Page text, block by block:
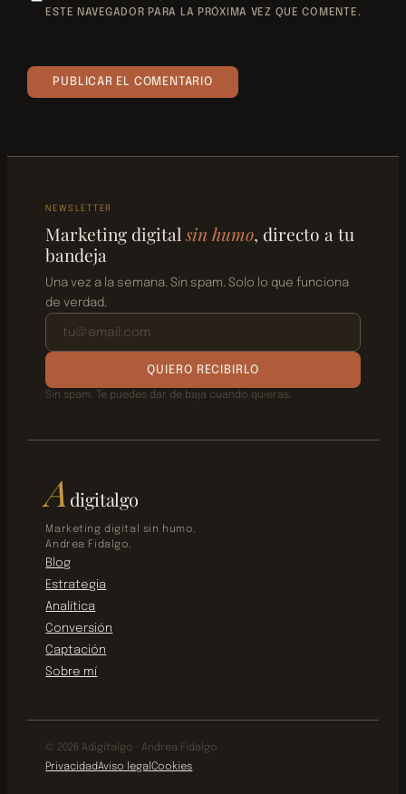
ESTE NAVEGADOR PARA LA PRÓXIMA VEZ QUE COMENTE.
NEWSLETTER
Marketing digitalsin humo, directo a tu
bandeja
Una vez a la semana. Sin spam. Solo lo que funciona
de verdad.
QUIERO RECIBIRLO
Sin spam. Te puedes dar de baja cuando quieras.
A digitalgo
Marketing digital sin humo.
Andrea Fidalgo.
Blog
Estrategia
Analítica
Conversión
Captación
Sobre mí
© 2026 Adigitalgo · Andrea Fidalgo
PrivacidadAviso legalCookies